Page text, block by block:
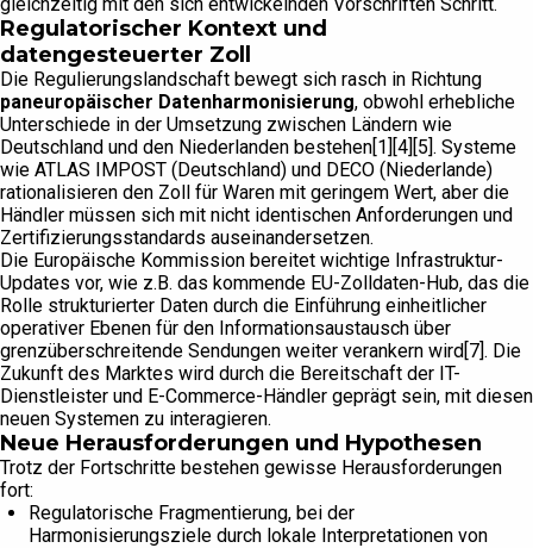
Regulatorischer Kontext und
datengesteuerter Zoll
Die Regulierungslandschaft bewegt sich rasch in Richtung
paneuropäischer Datenharmonisierung, obwohl erhebliche
Unterschiede in der Umsetzung zwischen Ländern wie
Deutschland und den Niederlanden bestehen[1][4][5]. Systeme
wie ATLAS IMPOST (Deutschland) und DECO (Niederlande)
rationalisieren den Zoll für Waren mit geringem Wert, aber die
Händler müssen sich mit nicht identischen Anforderungen und
Zertifizierungsstandards auseinandersetzen.
Die Europäische Kommission bereitet wichtige Infrastruktur-
Updates vor, wie z.B. das kommende EU-Zolldaten-Hub, das die
Rolle strukturierter Daten durch die Einführung einheitlicher
operativer Ebenen für den Informationsaustausch über
grenzüberschreitende Sendungen weiter verankern wird[7]. Die
Zukunft des Marktes wird durch die Bereitschaft der IT-
Dienstleister und E-Commerce-Händler geprägt sein, mit diesen
neuen Systemen zu interagieren.
Neue Herausforderungen und Hypothesen
Trotz der Fortschritte bestehen gewisse Herausforderungen
fort:
Regulatorische Fragmentierung, bei der
Harmonisierungsziele durch lokale Interpretationen von